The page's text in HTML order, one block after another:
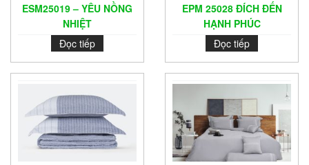
ESM25019 – YÊU NỒNG
NHIỆT
Đọc tiếp
EPM 25028 ĐÍCH ĐẾN
HẠNH PHÚC
Đọc tiếp